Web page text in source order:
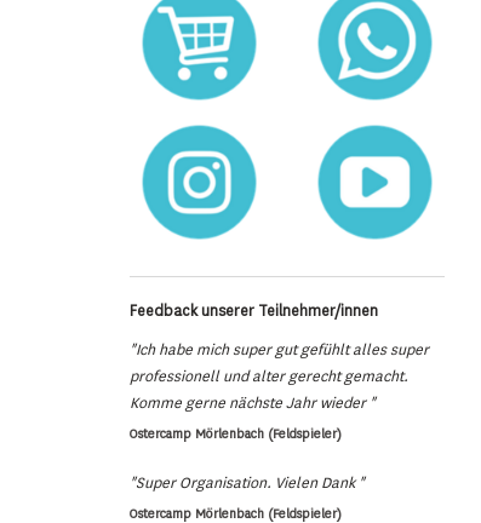
Feedback unserer Teilnehmer/innen
"Ich habe mich super gut gefühlt alles super
professionell und alter gerecht gemacht.
Komme gerne nächste Jahr wieder "
Ostercamp Mörlenbach (Feldspieler)
"Super Organisation. Vielen Dank "
Ostercamp Mörlenbach (Feldspieler)